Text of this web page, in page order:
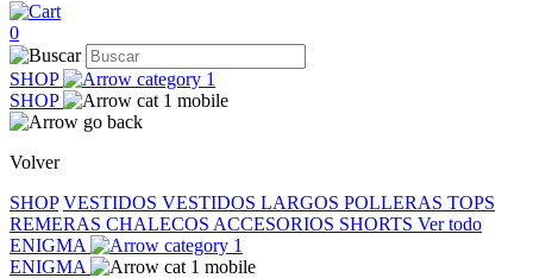
0
SHOP
SHOP
Volver
SHOP VESTIDOS VESTIDOS LARGOS POLLERAS TOPS
REMERAS CHALECOS ACCESORIOS SHORTS Ver todo
ENIGMA
ENIGMA